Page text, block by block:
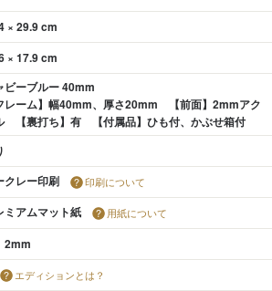
× 29.9 cm
× 17.9 cm
ビーブルー 40mm
レーム】幅40mm、厚さ20mm 【前面】2mmアク
【裏打ち】有 【付属品】ひも付、かぶせ箱付
クレー印刷 印刷について
ミアムマット紙 用紙について
エディションとは？